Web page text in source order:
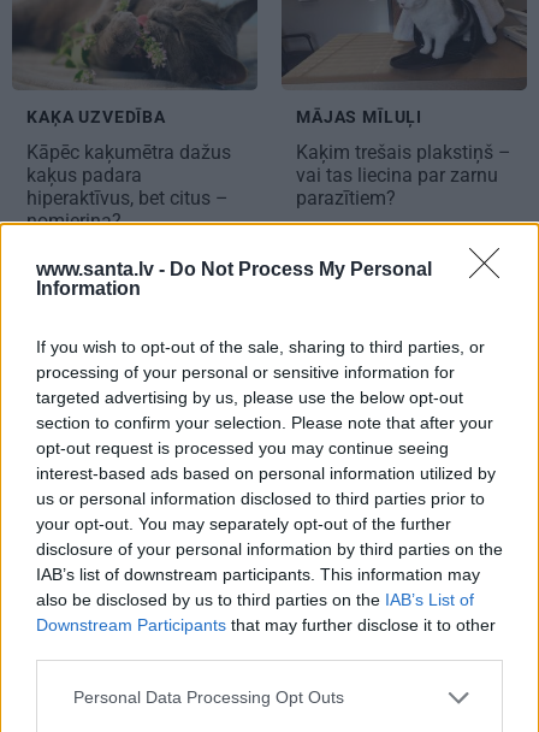
www.santa.lv - Do Not Process My Personal
Information
If you wish to opt-out of the sale, sharing to third parties, or
processing of your personal or sensitive information for
targeted advertising by us, please use the below opt-out
section to confirm your selection. Please note that after your
opt-out request is processed you may continue seeing
interest-based ads based on personal information utilized by
us or personal information disclosed to third parties prior to
your opt-out. You may separately opt-out of the further
disclosure of your personal information by third parties on the
IAB’s list of downstream participants. This information may
also be disclosed by us to third parties on the IAB’s List of
Downstream Participants that may further disclose it to other
Personal Data Processing Opt Outs
KAĶA UZVEDĪBA
Kāpēc kaķumētra dažus
kaķus padara
hiperaktīvus, bet citus –
nomierina?
MĀJAS MĪLUĻI
Kaķim trešais plakstiņš –
vai tas liecina par zarnu
parazītiem?
FACEBOOK DRAUGIEM.LV WHATSAPP
KĀZAS SUNS MĀJDZĪVNIEKI MĀJDZĪVNIEKU UZVEDĪBA
SUŅA UZVEDĪBA
Publikācijas saturs vai tās jebkāda apjoma daļa ir aizsargāts autortiesību
objekts Autortiesību likuma izpratnē, un tā izmantošana bez izdevēja
atļaujas ir aizliegta. Vairāk lasišeit
SATURA MĀRKETINGS
Pieaugušo dzimšanas diena